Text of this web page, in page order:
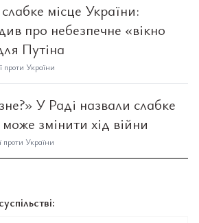
місце України:
про небезпечне «вікно
Путіна
України
У Раді назвали слабке
може змінити хід війни
України